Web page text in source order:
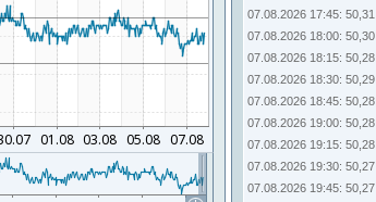
07.08.2026 17:45: 50,31
07.08.2026 18:00: 50,30
07.08.2026 18:15: 50,28
07.08.2026 18:30: 50,29
07.08.2026 18:45: 50,28
07.08.2026 19:00: 50,28
07.08.2026 19:15: 50,28
07.08.2026 19:30: 50,27
07.08.2026 19:45: 50,27